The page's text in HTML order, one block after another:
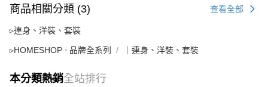
商品相關分類 (3) 查看全部
▹連身、洋裝、套裝
▹HOMESHOP ‧ 品牌全系列 ｜連身、洋裝、套裝
本分類熱銷全站排行